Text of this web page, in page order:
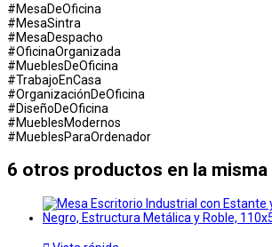
#MesaDeOficina
#MesaSintra
#MesaDespacho
#OficinaOrganizada
#MueblesDeOficina
#TrabajoEnCasa
#OrganizaciónDeOficina
#DiseñoDeOficina
#MueblesModernos
#MueblesParaOrdenador
6 otros productos en la